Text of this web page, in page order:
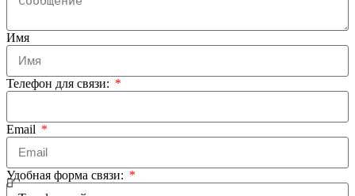
Имя
Телефон для связи:
Email
Удобная форма связи: